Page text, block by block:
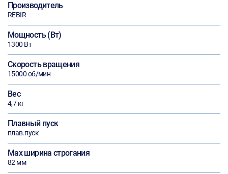
Производитель
REBIR
Мощность (Вт)
1300 Вт
Скорость вращения
15000 об/мин
Вес
4,7 кг
Плавный пуск
плав.пуск
Max ширина строгания
82 мм